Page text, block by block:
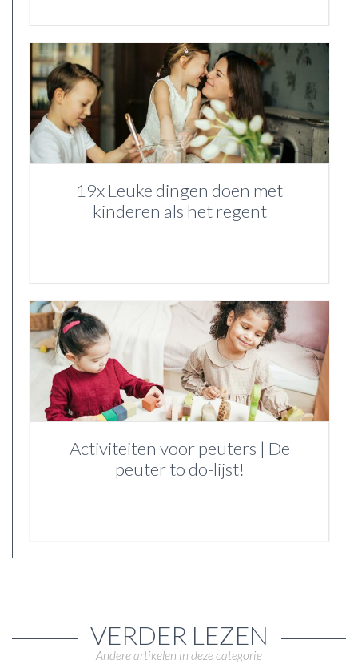
19x Leuke dingen doen met
kinderen als het regent
Activiteiten voor peuters | De
peuter to do-lijst!
VERDER LEZEN
Andere artikelen in deze categorie